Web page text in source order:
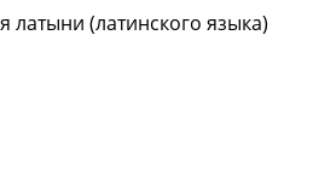
латыни (латинского языка)